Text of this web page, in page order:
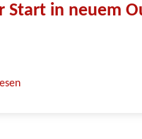
Start in neuem